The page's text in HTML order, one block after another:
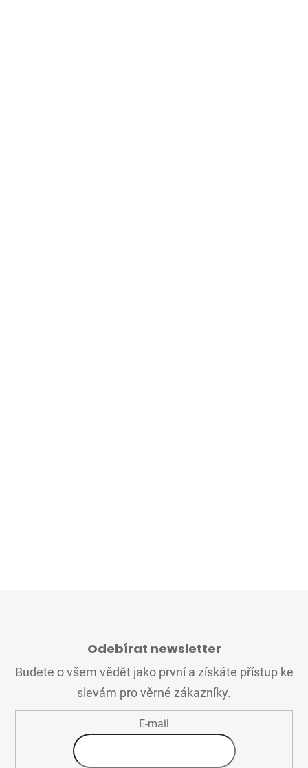
Odebírat newsletter
Budete o všem vědět jako první a získáte přístup ke
slevám pro věrné zákazníky.
E-mail